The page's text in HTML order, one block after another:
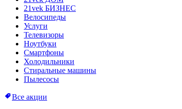
21vek БИЗНЕС
Велосипеды
Услуги
Телевизоры
Ноутбуки
Смартфоны
Холодильники
Стиральные машины
Пылесосы
Все акции